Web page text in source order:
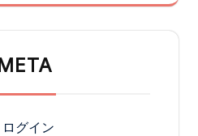
ログイン